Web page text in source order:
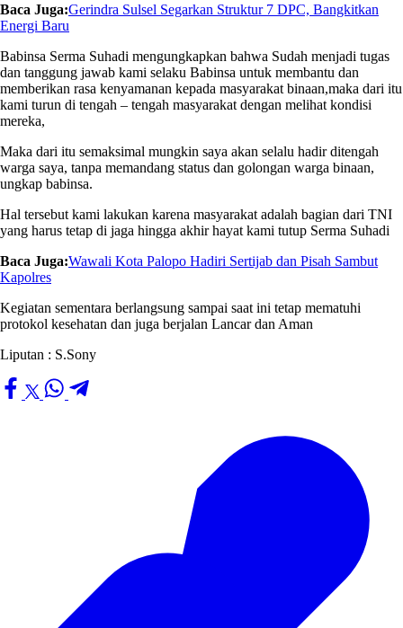
Baca Juga:Gerindra Sulsel Segarkan Struktur 7 DPC, Bangkitkan
Energi Baru
Babinsa Serma Suhadi mengungkapkan bahwa Sudah menjadi tugas
dan tanggung jawab kami selaku Babinsa untuk membantu dan
memberikan rasa kenyamanan kepada masyarakat binaan,maka dari itu
kami turun di tengah – tengah masyarakat dengan melihat kondisi
mereka,
Maka dari itu semaksimal mungkin saya akan selalu hadir ditengah
warga saya, tanpa memandang status dan golongan warga binaan,
ungkap babinsa.
Hal tersebut kami lakukan karena masyarakat adalah bagian dari TNI
yang harus tetap di jaga hingga akhir hayat kami tutup Serma Suhadi
Baca Juga:Wawali Kota Palopo Hadiri Sertijab dan Pisah Sambut
Kapolres
Kegiatan sementara berlangsung sampai saat ini tetap mematuhi
protokol kesehatan dan juga berjalan Lancar dan Aman
Liputan : S.Sony